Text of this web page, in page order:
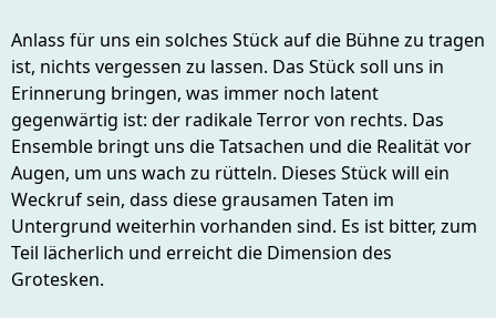
Anlass für uns ein solches Stück auf die Bühne zu tragen
ist, nichts vergessen zu lassen. Das Stück soll uns in
Erinnerung bringen, was immer noch latent
gegenwärtig ist: der radikale Terror von rechts. Das
Ensemble bringt uns die Tatsachen und die Realität vor
Augen, um uns wach zu rütteln. Dieses Stück will ein
Weckruf sein, dass diese grausamen Taten im
Untergrund weiterhin vorhanden sind. Es ist bitter, zum
Teil lächerlich und erreicht die Dimension des
Grotesken.